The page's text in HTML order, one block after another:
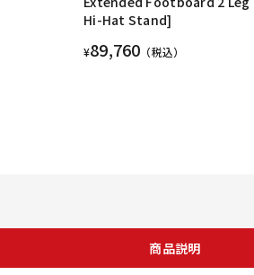
Hi-Hat Stand]
¥89,760 （税込）
商品説明